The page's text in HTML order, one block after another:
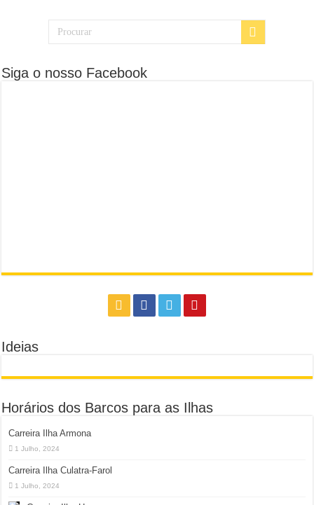
Siga o nosso Facebook
Ideias
Horários dos Barcos para as Ilhas
Carreira Ilha Armona
1 Julho, 2024
Carreira Ilha Culatra-Farol
1 Julho, 2024